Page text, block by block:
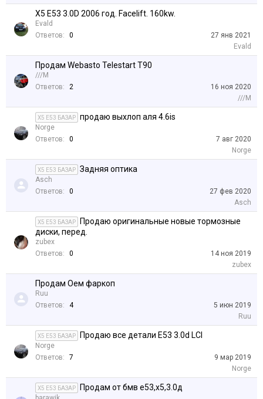
X5 E53 3.0D 2006 год. Facelift. 160kw.
Evald
Ответов:
0
27 янв 2021
Evald
Продам Webasto Telestart T90
///M
Ответов:
2
16 ноя 2020
///M
X5 E53 БАЗАР продаю выхлоп аля 4.6is
Norge
Ответов:
0
7 авг 2020
Norge
X5 E53 БАЗАР Задняя оптика
Asch
Ответов:
0
27 фев 2020
Asch
X5 E53 БАЗАР
Продаю оригинальные новые тормозные
диски, перед.
zubex
Ответов:
0
14 ноя 2019
zubex
Продам Оем фаркоп
Ruu
Ответов:
4
5 июн 2019
Ruu
X5 E53 БАЗАР Продаю все детали E53 3.0d LCI
Norge
Ответов:
7
9 мар 2019
Norge
X5 E53 БАЗАР Продам от бмв е53,х5,3.0д